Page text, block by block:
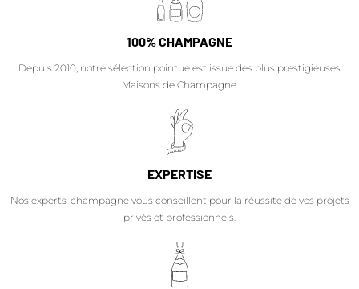
100% CHAMPAGNE
Depuis 2010, notre sélection pointue est issue des plus prestigieuses
Maisons de Champagne.
EXPERTISE
Nos experts-champagne vous conseillent pour la réussite de vos projets
privés et professionnels.